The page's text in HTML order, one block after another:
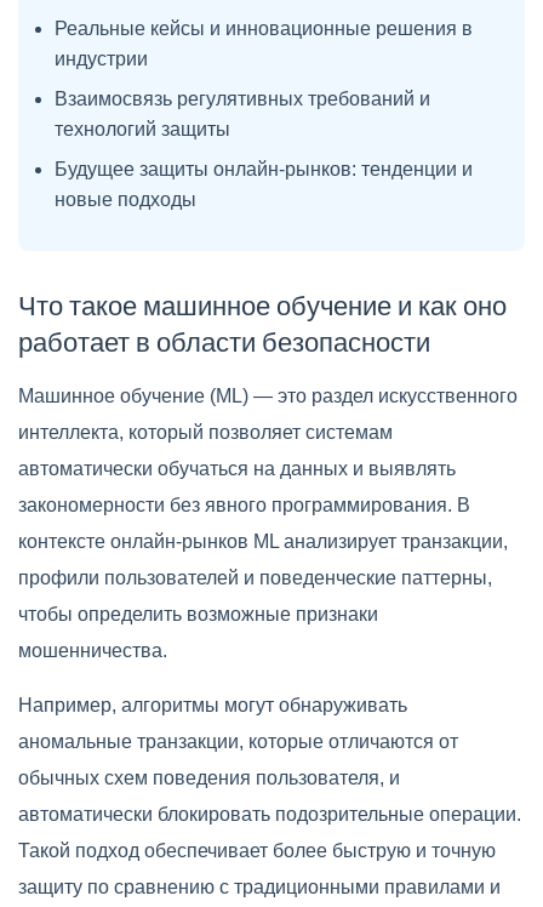
Реальные кейсы и инновационные решения в
индустрии
Взаимосвязь регулятивных требований и
технологий защиты
Будущее защиты онлайн-рынков: тенденции и
новые подходы
Что такое машинное обучение и как оно
работает в области безопасности
Машинное обучение (ML) — это раздел искусственного
интеллекта, который позволяет системам
автоматически обучаться на данных и выявлять
закономерности без явного программирования. В
контексте онлайн-рынков ML анализирует транзакции,
профили пользователей и поведенческие паттерны,
чтобы определить возможные признаки
мошенничества.
Например, алгоритмы могут обнаруживать
аномальные транзакции, которые отличаются от
обычных схем поведения пользователя, и
автоматически блокировать подозрительные операции.
Такой подход обеспечивает более быструю и точную
защиту по сравнению с традиционными правилами и